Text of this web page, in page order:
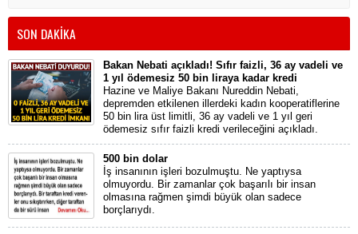
SON DAKİKA
Bakan Nebati açıkladı! Sıfır faizli, 36 ay vadeli ve
1 yıl ödemesiz 50 bin liraya kadar kredi
Hazine ve Maliye Bakanı Nureddin Nebati,
depremden etkilenen illerdeki kadın kooperatiflerine
50 bin lira üst limitli, 36 ay vadeli ve 1 yıl geri
ödemesiz sıfır faizli kredi verileceğini açıkladı.
500 bin dolar
İş insanının işleri bozulmuştu. Ne yaptıysa
olmuyordu. Bir zamanlar çok başarılı bir insan
olmasına rağmen şimdi büyük olan sadece
borçlarıydı.